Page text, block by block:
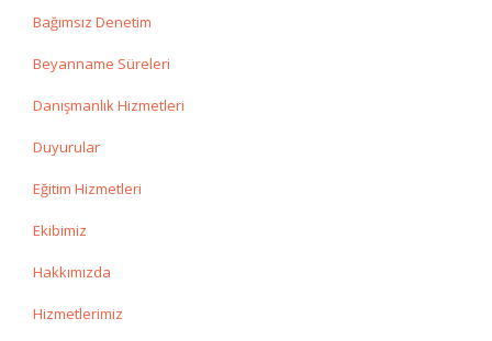
Bağımsız Denetim
Beyanname Süreleri
Danışmanlık Hizmetleri
Duyurular
Eğitim Hizmetleri
Ekibimiz
Hakkımızda
Hizmetlerimiz